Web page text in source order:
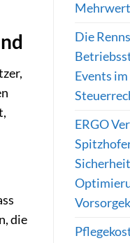
die
Die
Events im
ERGO